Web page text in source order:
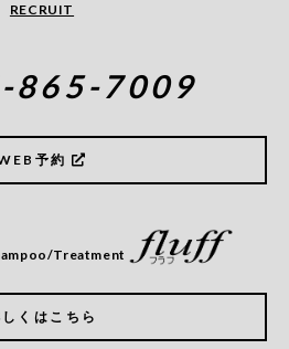
RECRUIT
865-7009
予約
Treatment
くはこちら